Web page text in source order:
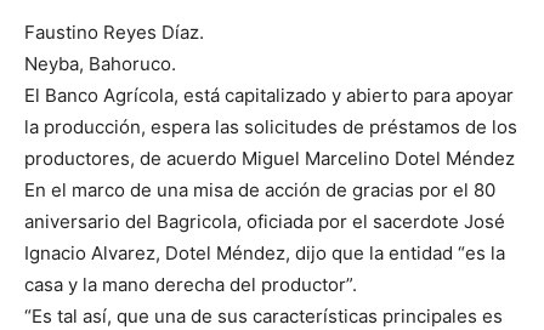
Faustino Reyes Díaz.
Neyba, Bahoruco.
El Banco Agrícola, está capitalizado y abierto para apoyar
la producción, espera las solicitudes de préstamos de los
productores, de acuerdo Miguel Marcelino Dotel Méndez
En el marco de una misa de acción de gracias por el 80
aniversario del Bagricola, oficiada por el sacerdote José
Ignacio Alvarez, Dotel Méndez, dijo que la entidad “es la
casa y la mano derecha del productor”.
“Es tal así, que una de sus características principales es